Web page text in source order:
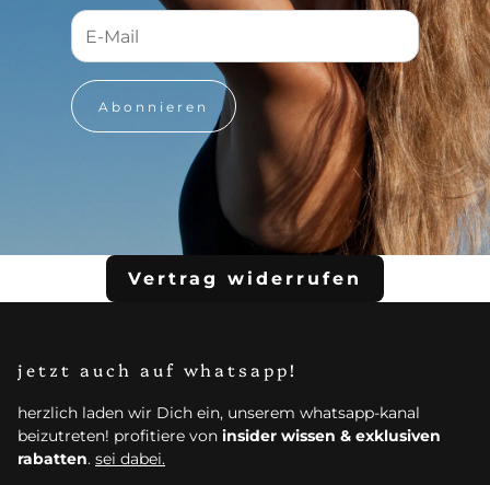
Abonnieren
Vertrag widerrufen
jetzt auch auf whatsapp!
herzlich laden wir Dich ein, unserem whatsapp-kanal
beizutreten! profitiere von insider wissen & exklusiven
rabatten. sei dabei.